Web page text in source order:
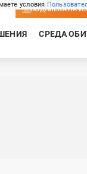
условия
ПОДПИСКА НА
СРЕДА